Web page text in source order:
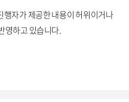
자가 제공한 내용이 허위이거나
영하고 있습니다.